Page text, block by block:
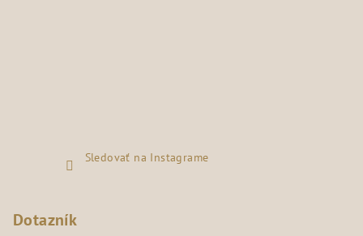
Sledovať na Instagrame
Dotazník